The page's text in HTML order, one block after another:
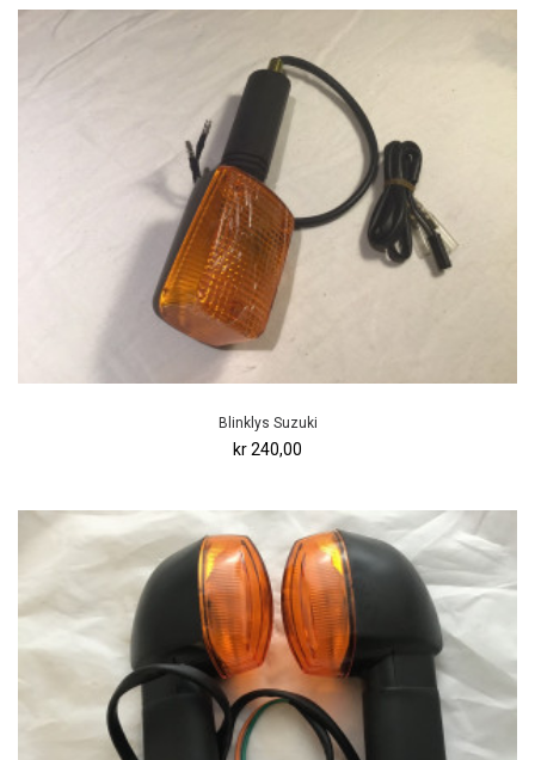
Blinklys Suzuki
kr 240,00